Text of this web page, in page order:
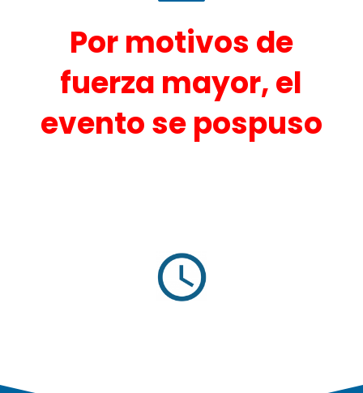
Por motivos de
fuerza mayor, el
evento se pospuso